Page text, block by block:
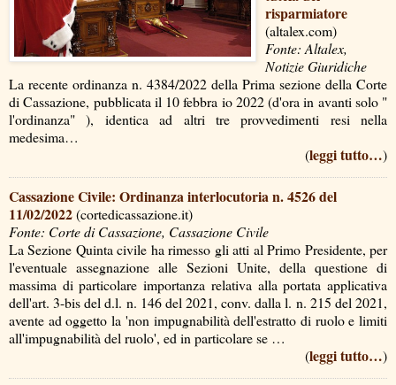
risparmiatore
(altalex.com)
Fonte: Altalex,
Notizie Giuridiche
La recente ordinanza n. 4384/2022 della Prima sezione della Corte
di Cassazione, pubblicata il 10 febbra io 2022 (d'ora in avanti solo "
l'ordinanza" ), identica ad altri tre provvedimenti resi nella
medesima…
(leggi tutto…)
Cassazione Civile: Ordinanza interlocutoria n. 4526 del
11/02/2022(cortedicassazione.it)
Fonte: Corte di Cassazione, Cassazione Civile
La Sezione Quinta civile ha rimesso gli atti al Primo Presidente, per
l'eventuale assegnazione alle Sezioni Unite, della questione di
massima di particolare importanza relativa alla portata applicativa
dell'art. 3-bis del d.l. n. 146 del 2021, conv. dalla l. n. 215 del 2021,
avente ad oggetto la 'non impugnabilità dell'estratto di ruolo e limiti
all'impugnabilità del ruolo', ed in particolare se …
(leggi tutto…)